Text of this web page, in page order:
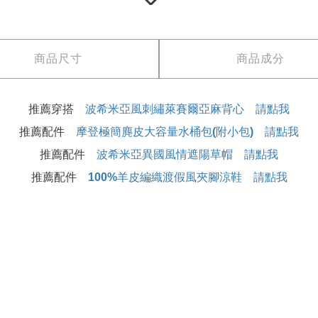
商品尺寸 商品成分
推薦穿搭 波希米亞風刺繡萊賽爾亞麻背心 請點我
推薦配件
摩登極簡麂皮大容量水桶包(附小包) 請點我
推薦配件 波希米亞異國風情遮陽草帽 請點我
推薦配件 100%羊皮編織渡假風夾腳涼鞋 請點我